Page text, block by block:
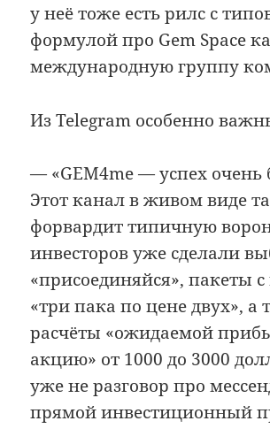
у неё тоже есть рилс с
формулой про Gem Space
международную группу
Из Telegram особенно
— «GEM4me — успех очень
Этот канал в живом виде
форвардит типичную
инвесторов уже сделали
«присоединяйся», пакеты
«три пака по цене двух», а
расчёты «ожидаемой
акцию» от 1000 до 3000
уже не разговор про
прямой инвестиционный